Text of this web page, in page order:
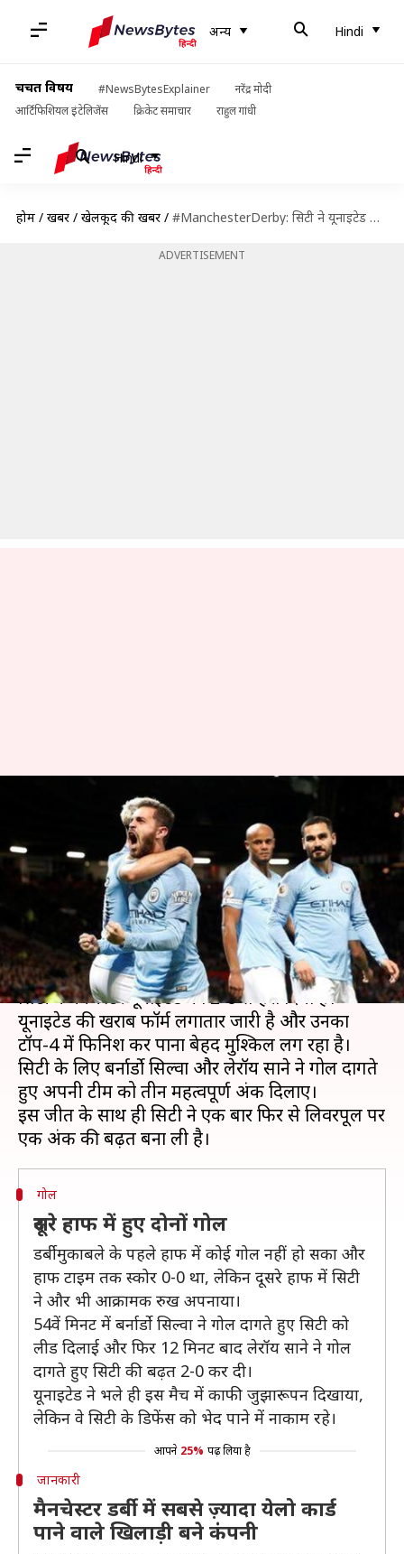
अन्य Hindi
चर्चित विषय #NewsBytesExplainer
नरेंद्र मोदी
आर्टिफिशियल इंटेलिजेंस
क्रिकेट समाचार राहुल गांधी
Hindi
होम / खबरें / खेलकूद की खबरें / #ManchesterDerby: सिटी ने यूनाइटेड को 2-0 से हराया; जानें, मैच में बने और टूटे रिकॉर्ड
ADVERTISEMENT
#ManchesterDerby: सिटी ने
यूनाइटेड को 2-0 से हराया; जानें, मैच
में बने और टूटे रिकॉर्ड
लेखन Neeraj Pandey Apr 25, 2019 10:49 am
क्या है खबर?
बीती रात खेले गए मैनचेस्टर डर्बी मुकाबले में मैनचेस्टर
सिटी ने मैनचेस्टर यूनाइटेड को 2-0 से हरा दिया है।
यूनाइटेड की खराब फॉर्म लगातार जारी है और उनका
टॉप-4 में फिनिश कर पाना बेहद मुश्किल लग रहा है।
सिटी के लिए बर्नार्डो सिल्वा और लेरॉय साने ने गोल दागते
हुए अपनी टीम को तीन महत्वपूर्ण अंक दिलाए।
इस जीत के साथ ही सिटी ने एक बार फिर से लिवरपूल पर
गोल
दूसरे हाफ में हुए दोनों गोल
डर्बी मुकाबले के पहले हाफ में कोई गोल नहीं हो सका और
हाफ टाइम तक स्कोर 0-0 था, लेकिन दूसरे हाफ में सिटी
ने और भी आक्रामक रुख अपनाया।
54वें मिनट में बर्नार्डो सिल्वा ने गोल दागते हुए सिटी को
लीड दिलाई और फिर 12 मिनट बाद लेरॉय साने ने गोल
दागते हुए सिटी की बढ़त 2-0 कर दी।
यूनाइटेड ने भले ही इस मैच में काफी जुझारूपन दिखाया,
लेकिन वे सिटी के डिफेंस को भेद पाने में नाकाम रहे।
आपने 25% पढ़ लिया है
जानकारी
मैनचेस्टर डर्बी में सबसे ज़्यादा येलो कार्ड
पाने वाले खिलाड़ी बने कंपनी